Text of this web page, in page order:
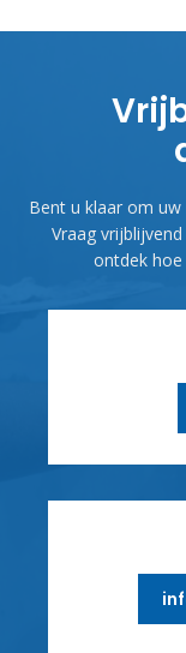
Bent u klaar om
Vraag
ontdek